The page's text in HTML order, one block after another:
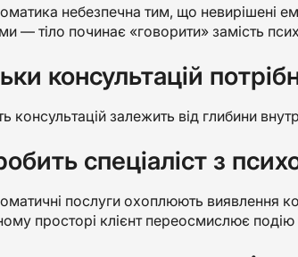
небезпечна тим, що невирішені
— тіло починає «говорити» замість
консультацій
консультацій залежить від глибини
спеціаліст з
послуги охоплюють виявлення
просторі клієнт переосмислює подію